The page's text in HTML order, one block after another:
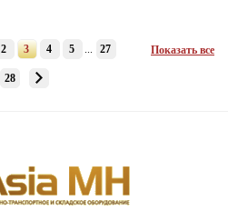
Показать все
2 3 4 5 ... 27
28